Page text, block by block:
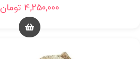
4,250,000 تومان